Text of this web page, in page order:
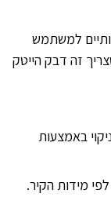
למשתמש
זה דבק הייטק
באמצעות
מידות הקיר.